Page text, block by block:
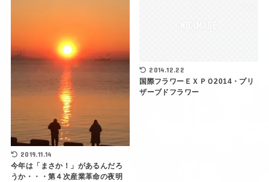
2019.11.14
今年は「まさか！」があるんだろ
うか・・・第４次産業革命の夜明
2014.12.22
国際フラワーＥＸＰＯ2014・プリ
ザーブドフラワー